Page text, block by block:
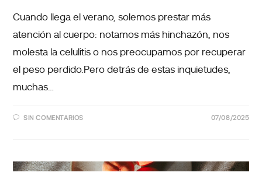
Cuando llega el verano, solemos prestar más
atención al cuerpo: notamos más hinchazón, nos
molesta la celulitis o nos preocupamos por recuperar
el peso perdido.Pero detrás de estas inquietudes,
muchas…
SIN COMENTARIOS 07/08/2025